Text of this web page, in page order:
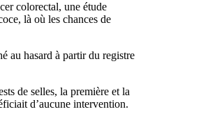
colorectal, une étude
là où les chances de
au hasard à partir du registre
de selles, la première et la
d’aucune intervention.